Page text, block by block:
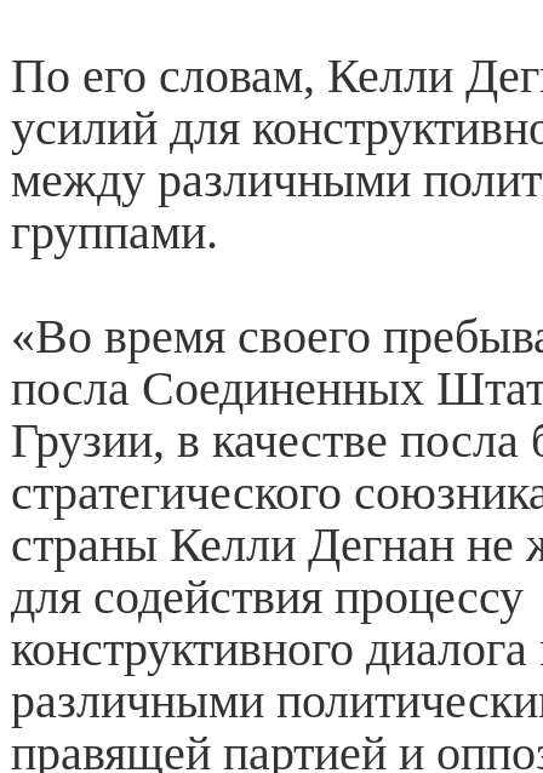
По его словам, Келли
усилий для
между различными
группами.
«Во время своего
посла Соединенных
Грузии, в качестве
стратегического
страны Келли Дегнан не
для содействия процессу
конструктивного
различными
правящей партией и